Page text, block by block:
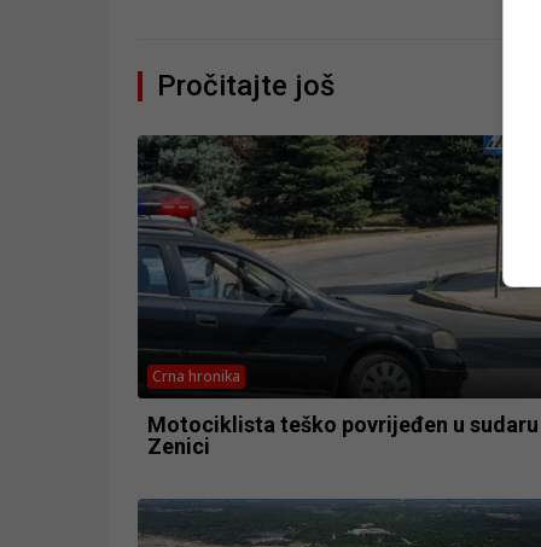
Pročitajte još
Crna hronika
Motociklista teško povrijeđen u sudaru
Zenici